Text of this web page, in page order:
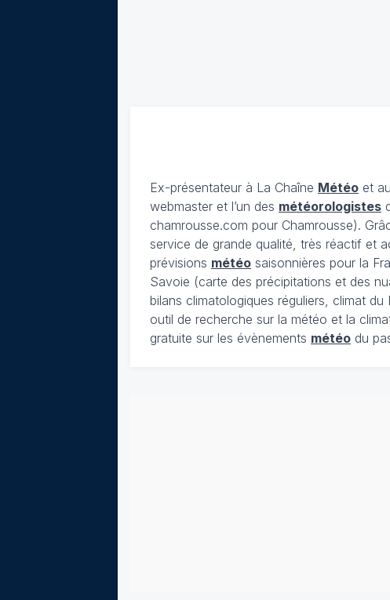
Ex-présentateur à La Chaîne Météo et
webmaster et l’un des météorologistes
chamrousse.com pour Chamrousse).
service de grande qualité, très réactif et
prévisions météo saisonnières pour la
Savoie (carte des précipitations et des
bilans climatologiques réguliers, climat
outil de recherche sur la météo et la
gratuite sur les évènements météo du